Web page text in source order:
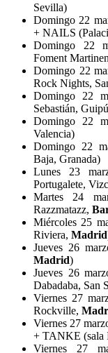
Sevilla)
Domingo 22
+ NAILS
Domingo 22
Foment
Domingo 22
Rock Nights,
Domingo 22
Sebastián,
Domingo 22
Valencia)
Domingo 22
Baja, Granada)
Lunes 23
Portugalete,
Martes 24
Razzmatazz,
Miércoles 25
Riviera, Madrid
Jueves 26
Madrid)
Jueves 26
Dabadaba, San
Viernes 27
Rockville,
Viernes 27
+ TANKE (sala
Viernes 27